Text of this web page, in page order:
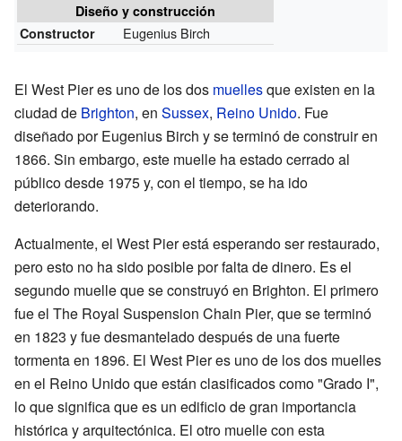
Diseño y construcción
Constructor
Eugenius Birch
El West Pier es uno de los dos muellesque existen en la
ciudad de Brighton, en Sussex, Reino Unido. Fue
diseñado por Eugenius Birch y se terminó de construir en
1866. Sin embargo, este muelle ha estado cerrado al
público desde 1975 y, con el tiempo, se ha ido
deteriorando.
Actualmente, el West Pier está esperando ser restaurado,
pero esto no ha sido posible por falta de dinero. Es el
segundo muelle que se construyó en Brighton. El primero
fue el The Royal Suspension Chain Pier, que se terminó
en 1823 y fue desmantelado después de una fuerte
tormenta en 1896. El West Pier es uno de los dos muelles
en el Reino Unido que están clasificados como "Grado I",
lo que significa que es un edificio de gran importancia
histórica y arquitectónica. El otro muelle con esta